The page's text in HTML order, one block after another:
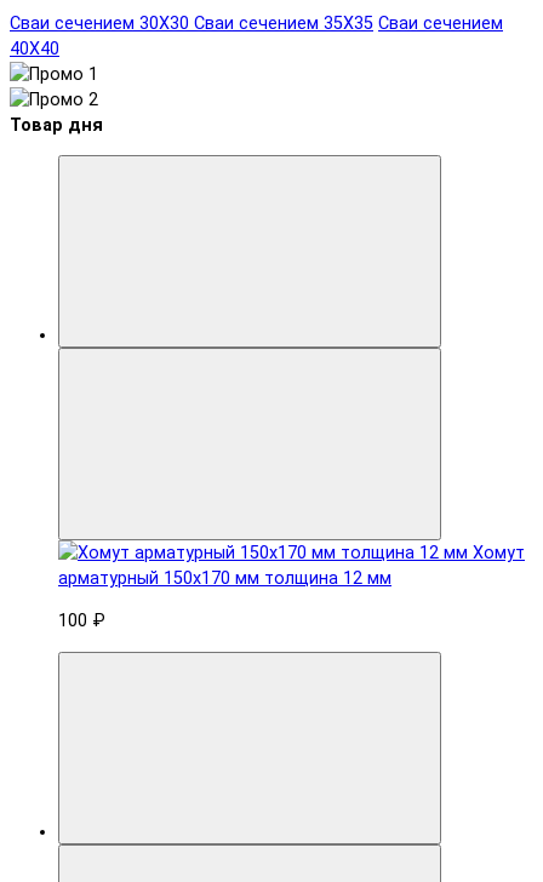
Сваи сечением 30Х30 Сваи сечением 35Х35 Сваи сечением
40Х40
Товар дня
Хомут
арматурный 150x170 мм толщина 12 мм
100 ₽